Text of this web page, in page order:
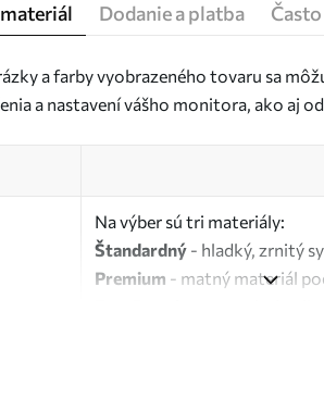
Dodanie a platba
a farby vyobrazeného tovaru sa
a nastavení vášho monitora, ako aj
Na výber sú tri materiály:
Štandardný - hladký, zrnitý
Premium - matný materiál